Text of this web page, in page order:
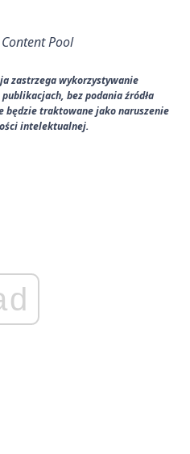
Pool
zastrzega wykorzystywanie
bez podania źródła
będzie traktowane jako naruszenie
intelektualnej.